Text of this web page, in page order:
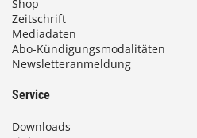
Shop
Zeitschrift
Mediadaten
Abo-Kündigungsmodalitäten
Newsletteranmeldung
Service
Downloads